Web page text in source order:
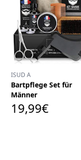
ISUD A
Bartpflege Set für
Männer
19,99€